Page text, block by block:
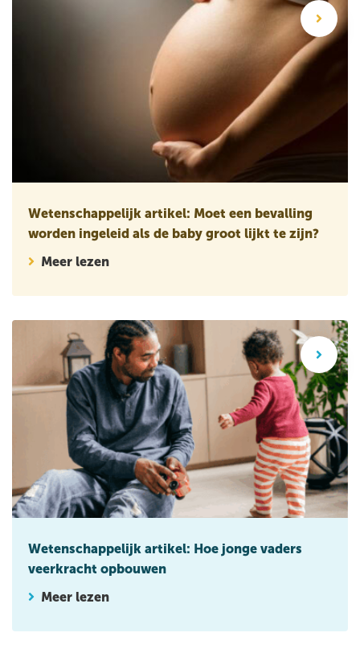
Wetenschappelijk artikel: Moet een bevalling
worden ingeleid als de baby groot lijkt te zijn?
Meer lezen
Wetenschappelijk artikel: Hoe jonge vaders veerkracht
Wetenschappelijk artikel: Hoe jonge vaders
veerkracht opbouwen
Meer lezen